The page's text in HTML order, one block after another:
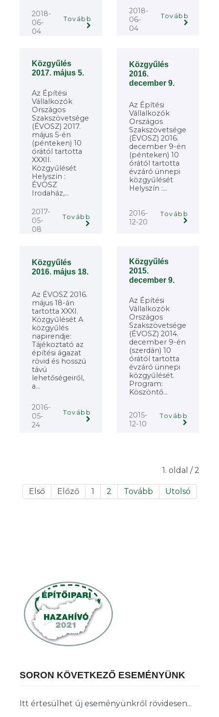
2018-
06-
04
Tovább
2018-
06-
04
Tovább
Közgyűlés
2017. május 5.
Az Építési
Vállalkozók
Országos
Szakszövetsége
(ÉVOSZ) 2017.
május 5-én
(pénteken) 10
órától tartotta
XXXII.
Közgyűlését
Helyszín :
ÉVOSZ
Irodaház,...
2017-
05-
08
Tovább
Közgyűlés
2016.
december 9.
Az Építési
Vállalkozók
Országos
Szakszövetsége
(ÉVOSZ) 2016.
december 9-én
(pénteken) 10
órától tartotta
évzáró ünnepi
közgyűlését
Helyszín :...
2016-
12-20
Tovább
Közgyűlés
2016. május 18.
Az ÉVOSZ 2016.
május 18-án
tartotta XXXI.
Közgyűlését A
közgyűlés
napirendje:
Tájékoztató az
építési ágazat
rövid és hosszú
távú
lehetőségeiről,
a...
2016-
05-
24
Tovább
Közgyűlés
2015.
december 9.
Az Építési
Vállalkozók
Országos
Szakszövetsége
(ÉVOSZ) 2014.
december 9-én
(szerdán) 10
órától tartotta
évzáró ünnepi
közgyűlését.
Program:
Köszöntő...
2015-
12-10
Tovább
1. oldal / 2
Első Előző 1 2 Tovább Utolsó
SORON KÖVETKEZŐ ESEMÉNYÜNK
Itt értesülhet új eseményünkről rövidesen...